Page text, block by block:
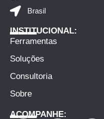
Brasil
INSTITUCIONAL:
___
Ferramentas
Soluções
Consultoria
Sobre
ACOMPANHE:
___